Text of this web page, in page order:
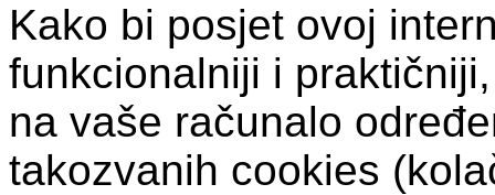
Kako bi posjet ovoj
funkcionalniji i
na vaše računalo
takozvanih cookies